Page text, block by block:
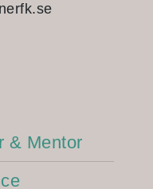
& Mentor